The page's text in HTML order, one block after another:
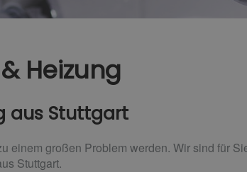
Heizung
aus Stuttgart
einem großen Problem werden. Wir sind für
Stuttgart.